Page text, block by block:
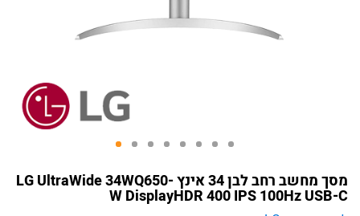
מסך מחשב רחב לבן 34 אינץ LG UltraWide 34WQ650-
W DisplayHDR 400 IPS 100Hz USB-C